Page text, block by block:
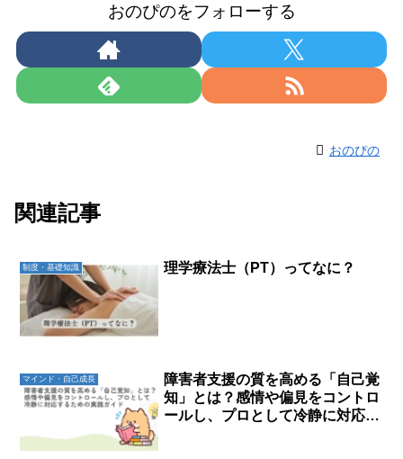
おのぴのをフォローする
おのぴの
関連記事
制度・基礎知識 理学療法士（PT）ってなに？
マインド・自己成長
障害者支援の質を高める「自己覚
知」とは？感情や偏見をコントロ
ールし、プロとして冷静に対応す